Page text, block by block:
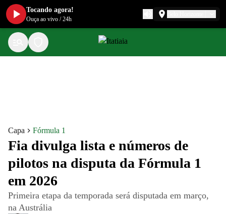
Capa Fórmula 1
Fia divulga lista e números de
pilotos na disputa da Fórmula 1
em 2026
Primeira etapa da temporada será disputada em março,
na Austrália
Tocando agora!
Ouça ao vivo /24h